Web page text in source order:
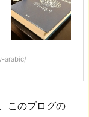
arabic/
このブログの